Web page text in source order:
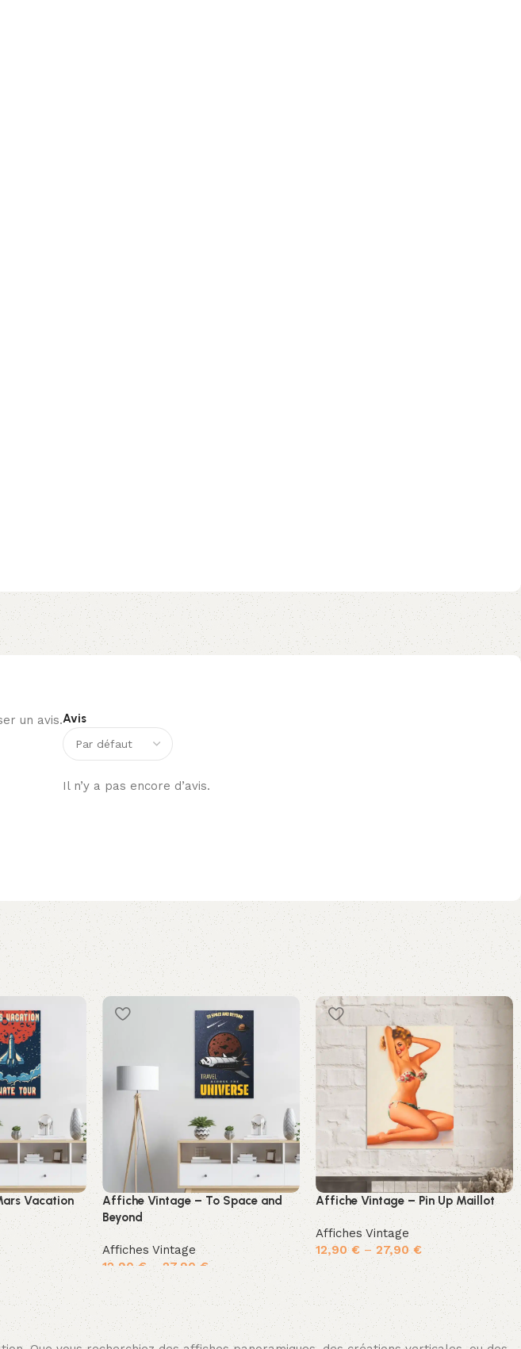
Avis
Il n’y a pas encore d’avis.
un avis.
Vacation
Affiche Vintage – To Space and
Beyond
Affiches Vintage
12,90€ –27,90€
Choix des options
Affiche Vintage – Pin Up Maillot
Affiches Vintage
12,90€ –27,90€
Choix des options